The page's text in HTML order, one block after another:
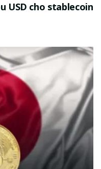
USD cho stablecoin